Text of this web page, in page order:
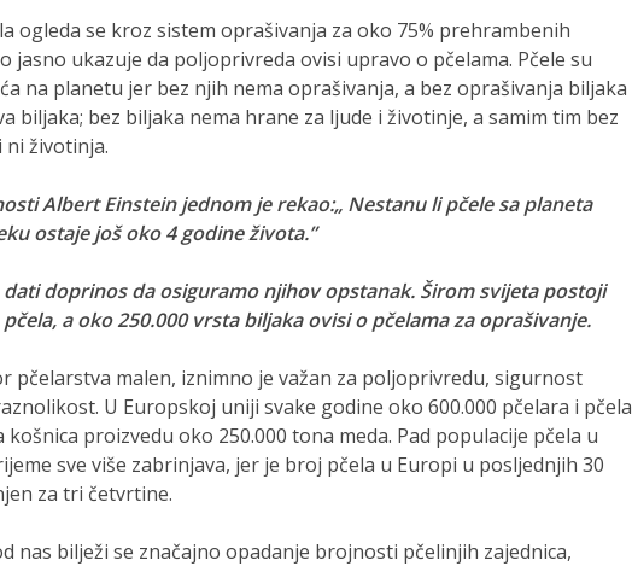
ogleda se kroz sistem oprašivanja za oko 75% prehrambenih
jasno ukazuje da poljoprivreda ovisi upravo o pčelama. Pčele su
na planetu jer bez njih nema oprašivanja, a bez oprašivanja biljaka
biljaka; bez biljaka nema hrane za ljude i životinje, a samim tim bez
ni životinja.
Albert Einstein jednom je rekao:„ Nestanu li pčele sa planeta
ostaje još oko 4 godine života.”
doprinos da osiguramo njihov opstanak. Širom svijeta postoji
a oko 250.000 vrsta biljaka ovisi o pčelama za oprašivanje.
pčelarstva malen, iznimno je važan za poljoprivredu, sigurnost
U Europskoj uniji svake godine oko 600.000 pčelara i pčela
košnica proizvedu oko 250.000 tona meda. Pad populacije pčela u
sve više zabrinjava, jer je broj pčela u Europi u posljednjih 30
za tri četvrtine.
nas bilježi se značajno opadanje brojnosti pčelinjih zajednica,